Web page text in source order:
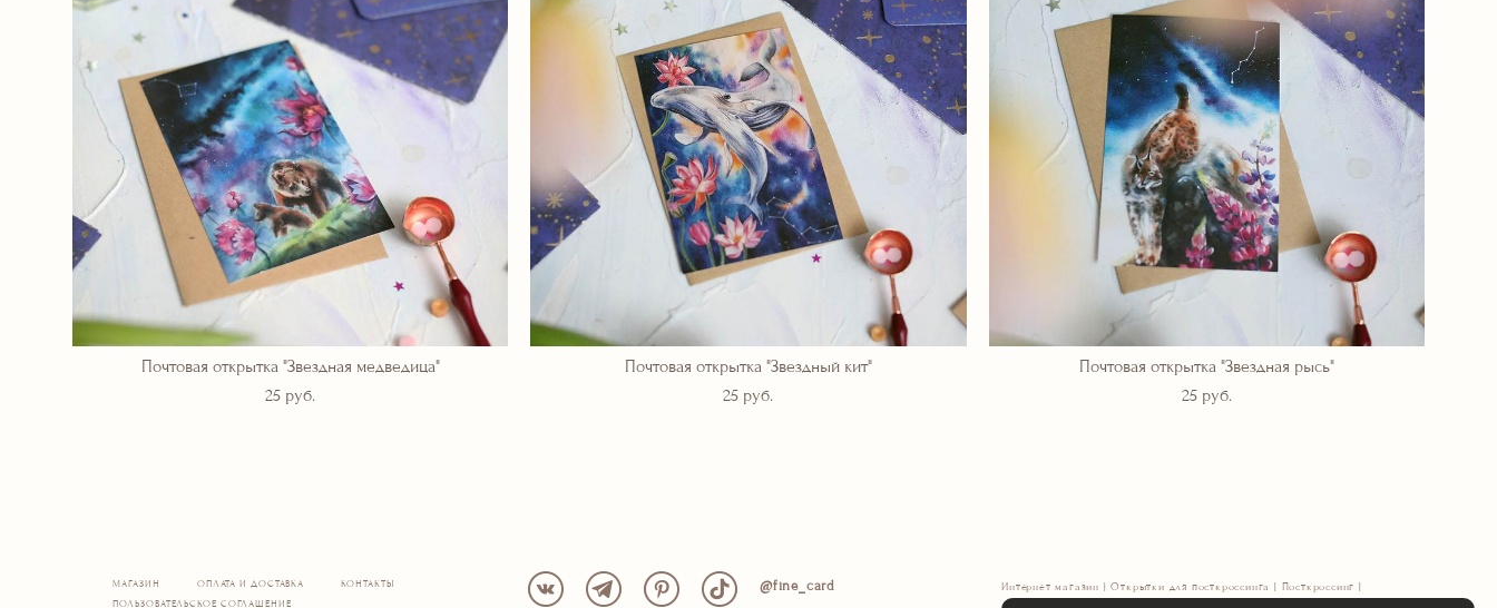
Почтовая открытка "Звездная медведица"
25 pуб.
Почтовая открытка "Звездный кит"
25 pуб.
Почтовая открытка "Звездная рысь"
25 pуб.
МАГАЗИН ОПЛАТА И ДОСТАВКА
КОНТАКТЫ
ПОЛЬЗОВАТЕЛЬСКОЕ СОГЛАШЕНИЕ
@fine_card
Интернет магазин | Открытки для посткроссинга | Посткроссинг |